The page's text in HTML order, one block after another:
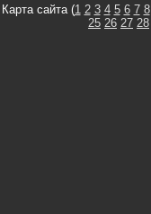
Карта сайта (1 2 3 4 5 6 7 8
25 26 27 28